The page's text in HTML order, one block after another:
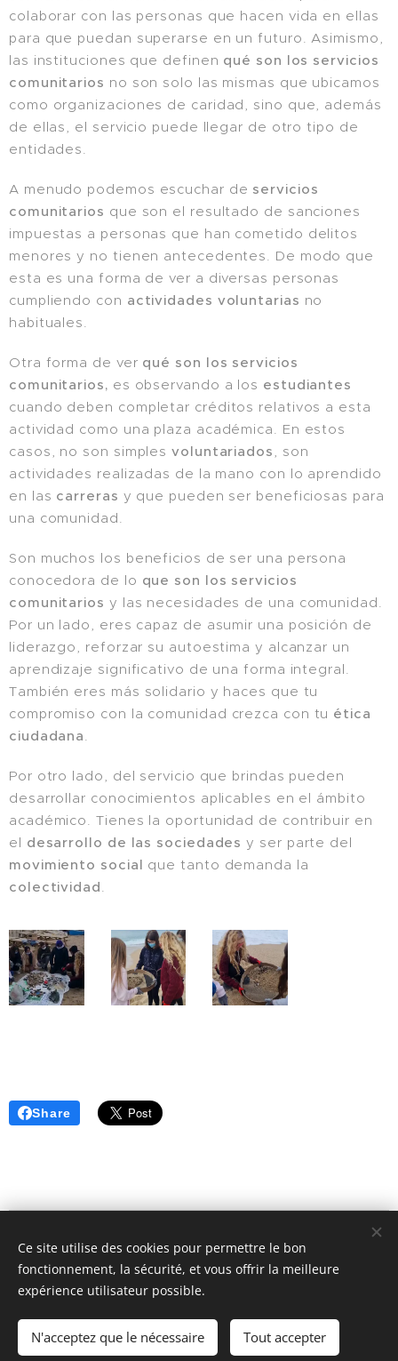
colaborar con las personas que hacen vida en ellas
para que puedan superarse en un futuro. Asimismo,
las instituciones que definen qué son los servicios
comunitarios no son solo las mismas que ubicamos
como organizaciones de caridad, sino que, además
de ellas, el servicio puede llegar de otro tipo de
entidades.
A menudo podemos escuchar de servicios
comunitarios que son el resultado de sanciones
impuestas a personas que han cometido delitos
menores y no tienen antecedentes. De modo que
esta es una forma de ver a diversas personas
cumpliendo con actividades voluntarias no
habituales.
Otra forma de ver qué son los servicios
comunitarios, es observando a los estudiantes
cuando deben completar créditos relativos a esta
actividad como una plaza académica. En estos
casos, no son simplesvoluntariados, son
actividades realizadas de la mano con lo aprendido
en las carreras y que pueden ser beneficiosas para
una comunidad.
Son muchos los beneficios de ser una persona
conocedora de lo que son los servicios
comunitarios y las necesidades de una comunidad.
Por un lado, eres capaz de asumir una posición de
liderazgo, reforzar su autoestima y alcanzar un
aprendizaje significativo de una forma integral.
También eres más solidario y haces que tu
compromiso con la comunidad crezca con tu ética
ciudadana.
Por otro lado, del servicio que brindas pueden
desarrollar conocimientos aplicables en el ámbito
académico. Tienes la oportunidad de contribuir en
el desarrollo de las sociedades y ser parte del
movimiento social que tanto demanda la
colectividad.
Share
Termes et Conditions Politique de Confidentialité
Cookies
Langues
Ce site utilise des cookies pour permettre le bon
fonctionnement, la sécurité, et vous offrir la meilleure
expérience utilisateur possible.
N'acceptez que le nécessaire Tout accepter